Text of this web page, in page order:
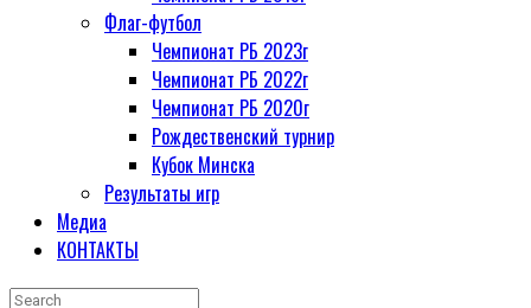
Флаг-футбол
Чемпионат РБ 2023г
Чемпионат РБ 2022г
Чемпионат РБ 2020г
Рождественский турнир
Кубок Минска
Результаты игр
Медиа
КОНТАКТЫ